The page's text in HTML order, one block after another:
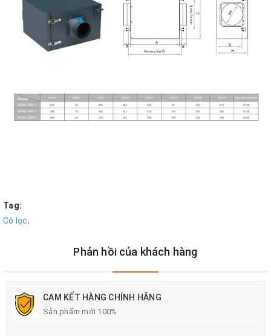
Tag:
Có lọc,
Phản hồi của khách hàng
CAM KẾT HÀNG CHÍNH HÃNG
Sản phẩm mới 100%